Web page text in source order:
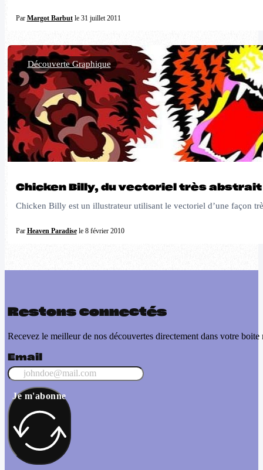
Par Margot Barbutle 31 juillet 2011
Chicken Billy, du vectoriel très abstrait
Chicken Billy est un illustrateur utilisant le vectoriel d’une façon
Par Heaven Paradisele 8 février 2010
Découverte Graphique
Restons connectés
Recevez le meilleur de nos découvertes directement dans votre boite
Email
Je m'abonne